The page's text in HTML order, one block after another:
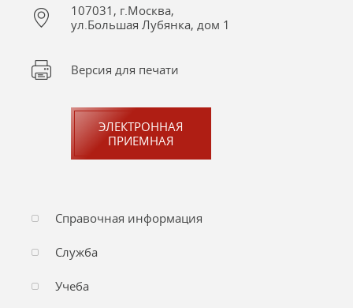
107031, г.Москва,
ул.Большая Лубянка, дом 1
Версия для печати
ЭЛЕКТРОННАЯ
ПРИЕМНАЯ
Справочная информация
Служба
Учеба